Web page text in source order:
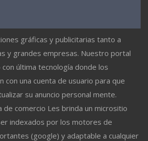
gráficas y publicitarias tanto a
y grandes empresas. Nuestro portal
última tecnología donde los
con una cuenta de usuario para que
su anuncio personal mente.
comercio Les brinda un micrositio
indexados por los motores de
(google) y adaptable a cualquier